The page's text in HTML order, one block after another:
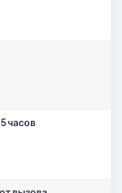
часов